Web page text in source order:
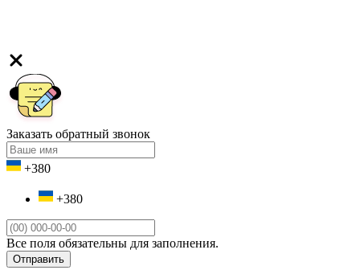
Заказать обратный звонок
+380
+380
Все поля обязательны для заполнения.
Отправить